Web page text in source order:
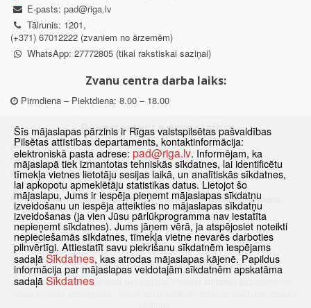
E-pasts: pad@riga.lv
Tālrunis: 1201,
(+371) 67012222 (zvaniem no ārzemēm)
WhatsApp: 27772805 (tikai rakstiskai saziņai)
Zvanu centra darba laiks:
Pirmdiena – Piektdiena: 8.00 – 18.00
Departamenta darba laiks:
Pirmdiena, Ceturtdiena: 8.30 – 18.00
Otrdiena, Trešdiena: 8.30 – 17.00
Piektdiena: 8.30 – 15.00
Klātienes konsultācijas pieejamas tikai ar iepriekšēju pierakstu.
Sākums Jaunumi Biežāk uzdotie jautājumi
Lapas karte
Sīkdatnes
Kontakti
© 2021 Rīgas valstspilsētas pašvaldības Pilsētas attīstības departaments.
Šīs mājaslapas pārzinis ir Rīgas valstspilsētas pašvaldības
Pilsētas attīstības departaments, kontaktinformācija:
elektroniskā pasta adrese: pad@riga.lv. Informējam, ka
mājaslapā tiek izmantotas tehniskās sīkdatnes, lai identificētu
tīmekļa vietnes lietotāju sesijas laikā, un analītiskās sīkdatnes,
lai apkopotu apmeklētāju statistikas datus. Lietojot šo
mājaslapu, Jums ir iespēja pieņemt mājaslapas sīkdatņu
izveidošanu un iespēja atteikties no mājaslapas sīkdatņu
izveidošanas (ja vien Jūsu pārlūkprogramma nav iestatīta
nepieņemt sīkdatnes). Jums jāņem vērā, ja atspējosiet noteikti
nepieciešamās sīkdatnes, tīmekļa vietne nevarēs darboties
pilnvērtīgi. Attiestatīt savu piekrišanu sīkdatnēm iespējams
sadaļā Sīkdatnes, kas atrodas mājaslapas kājenē. Papildus
informācija par mājaslapas veidotajām sīkdatnēm apskatāma
sadaļā Sīkdatnes